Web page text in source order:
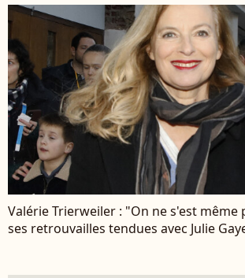
Valérie Trierweiler : "On ne s'est
ses retrouvailles tendues avec Julie